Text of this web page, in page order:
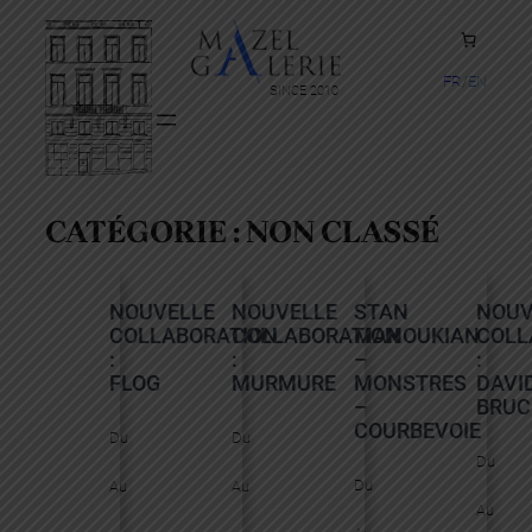
SINCE 2010
FR EN
CATÉGORIE :NON CLASSÉ
NOUVELLE
COLLABORATION
:
FLOG
Du
Au
NOUVELLE
COLLABORATION
:
MURMURE
Du
Au
STAN
MANOUKIAN
–
MONSTRES
–
COURBEVOIE
Du
:
Du
Au